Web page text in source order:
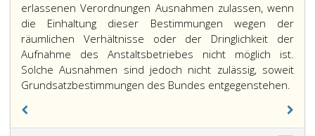
erlassenen Verordnungen Ausnahmen zulassen, wenn
die Einhaltung dieser Bestimmungen wegen der
räumlichen Verhältnisse oder der Dringlichkeit der
Aufnahme des Anstaltsbetriebes nicht möglich ist.
Solche Ausnahmen sind jedoch nicht zulässig, soweit
Grundsatzbestimmungen des Bundes entgegenstehen.